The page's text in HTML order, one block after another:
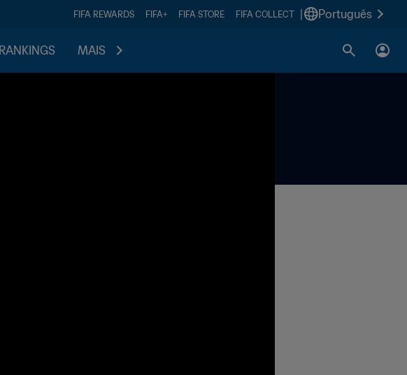
FIFA REWARDS FIFA+ FIFA STORE FIFA COLLECT Português
RANKINGS MAIS